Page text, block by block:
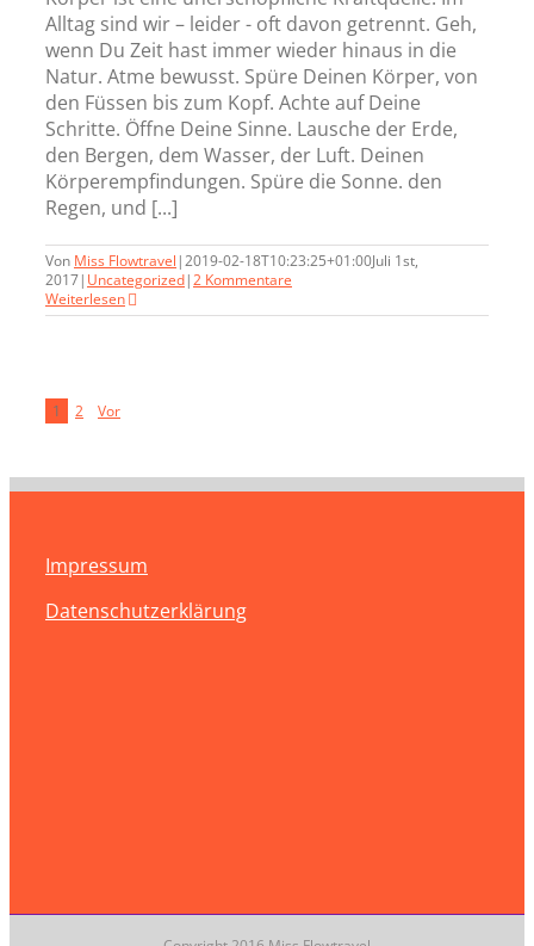
Alltag sind wir – leider - oft davon getrennt. Geh,
wenn Du Zeit hast immer wieder hinaus in die
Natur. Atme bewusst. Spüre Deinen Körper, von
den Füssen bis zum Kopf. Achte auf Deine
Schritte. Öffne Deine Sinne. Lausche der Erde,
den Bergen, dem Wasser, der Luft. Deinen
Körperempfindungen. Spüre die Sonne. den
Regen, und [...]
Von Miss Flowtravel |2019-02-18T10:23:25+01:00Juli 1st,
2017| Uncategorized|2 Kommentare
Weiterlesen
1 2 Vor
Impressum
Datenschutzerklärung